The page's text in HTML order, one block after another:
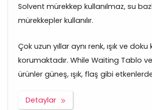
Solvent mürekkep kullanılmaz, su
mürekkepler kullanılır.
Çok uzun yıllar aynı renk, ışık ve
korumaktadır. While Waiting Tablo
ürünler güneş, ışık, flaş gibi
Detaylar